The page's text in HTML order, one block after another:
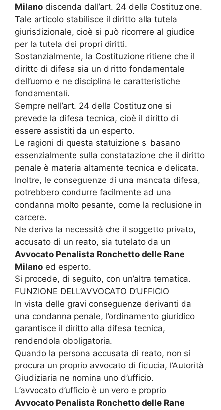
Milano discenda dall’art. 24 della Costituzione.
Tale articolo stabilisce il diritto alla tutela
giurisdizionale, cioè si può ricorrere al giudice
per la tutela dei propri diritti.
Sostanzialmente, la Costituzione ritiene che il
diritto di difesa sia un diritto fondamentale
dell’uomo e ne disciplina le caratteristiche
fondamentali.
Sempre nell’art. 24 della Costituzione si
prevede la difesa tecnica, cioè il diritto di
essere assistiti da un esperto.
Le ragioni di questa statuizione si basano
essenzialmente sulla constatazione che il diritto
penale è materia altamente tecnica e delicata.
Inoltre, le conseguenze di una mancata difesa,
potrebbero condurre facilmente ad una
condanna molto pesante, come la reclusione in
carcere.
Ne deriva la necessità che il soggetto privato,
accusato di un reato, sia tutelato da un
Avvocato Penalista Ronchetto delle Rane
Milano ed esperto.
Si procede, di seguito, con un’altra tematica.
FUNZIONE DELL’AVVOCATO D’UFFICIO
In vista delle gravi conseguenze derivanti da
una condanna penale, l’ordinamento giuridico
garantisce il diritto alla difesa tecnica,
rendendola obbligatoria.
Quando la persona accusata di reato, non si
procura un proprio avvocato di fiducia, l’Autorità
Giudiziaria ne nomina uno d’ufficio.
L’avvocato d’ufficio è un vero e proprio
Avvocato Penalista Ronchetto delle Rane